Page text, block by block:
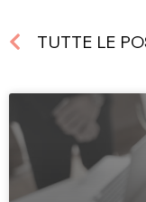
TUTTE LE